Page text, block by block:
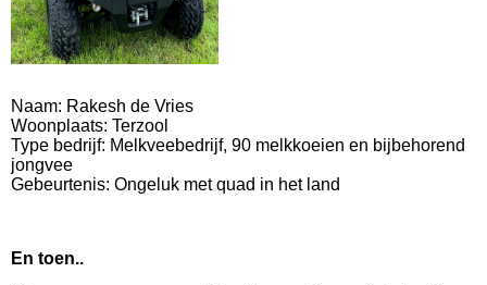
Naam: Rakesh de Vries
Woonplaats: Terzool
Type bedrijf: Melkveebedrijf, 90 melkkoeien en bijbehorend
jongvee
Gebeurtenis: Ongeluk met quad in het land
En toen..